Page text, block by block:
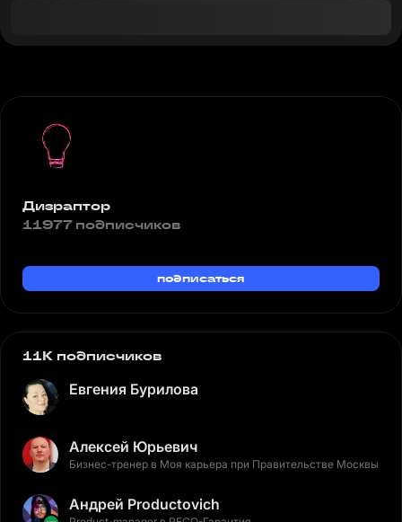
Дизраптор
11977 подписчиков
подписаться
11K подписчиков
Евгения Бурилова
Алексей Юрьевич
Бизнес-тренер в Моя карьера при Правительстве Москвы
Андрей Productovich